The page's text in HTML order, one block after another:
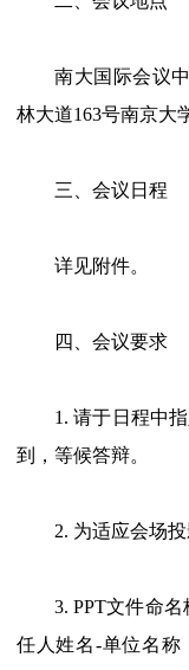
南大国际会议
林大道163号南京大
三、会议日程
详见附件。
四、会议要求
1. 请于日程中
到，等候答辩。
2. 为适应会场投
3. PPT文件命
任人姓名-单位名称